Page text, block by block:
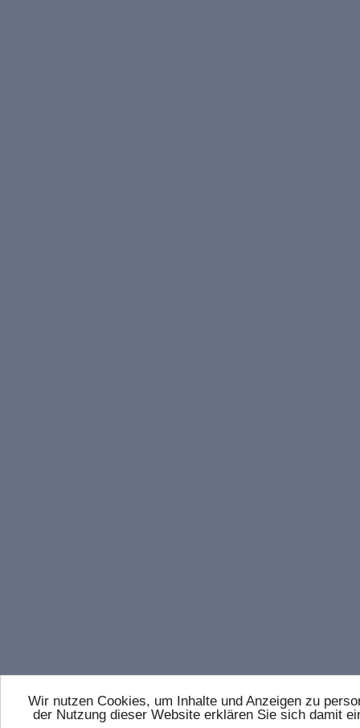
Wir nutzen Cookies, um Inhalte und Anzeigen zu
der Nutzung dieser Website erklären Sie sich damit